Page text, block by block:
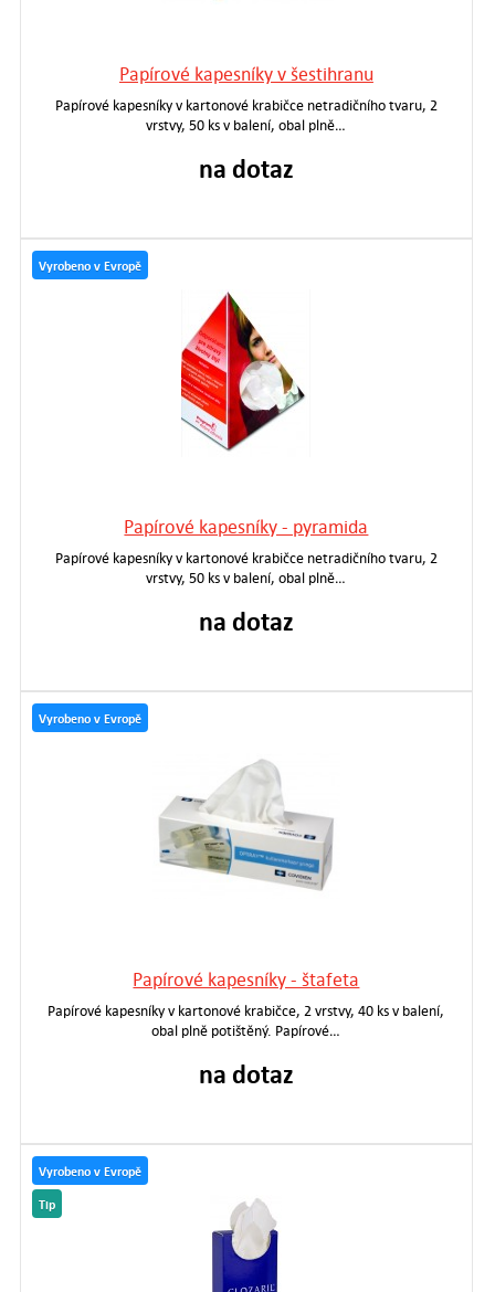
Papírové kapesníky v šestihranu
Papírové kapesníky v kartonové krabičce netradičního tvaru, 2
vrstvy, 50 ks v balení, obal plně…
na dotaz
Vyrobeno v Evropě
Papírové kapesníky - pyramida
Papírové kapesníky v kartonové krabičce netradičního tvaru, 2
vrstvy, 50 ks v balení, obal plně…
na dotaz
Vyrobeno v Evropě
Papírové kapesníky - štafeta
Papírové kapesníky v kartonové krabičce, 2 vrstvy, 40 ks v balení,
obal plně potištěný. Papírové…
na dotaz
Vyrobeno v Evropě
Tip